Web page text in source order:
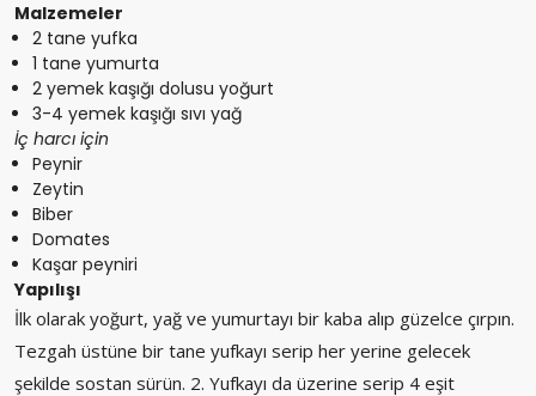
Malzemeler
2 tane yufka
1 tane yumurta
2 yemek kaşığı dolusu yoğurt
3-4 yemek kaşığı sıvı yağ
İç harcı için
Peynir
Zeytin
Biber
Domates
Kaşar peyniri
Yapılışı
İlk olarak yoğurt, yağ ve yumurtayı bir kaba alıp güzelce çırpın.
Tezgah üstüne bir tane yufkayı serip her yerine gelecek
şekilde sostan sürün. 2. Yufkayı da üzerine serip 4 eşit